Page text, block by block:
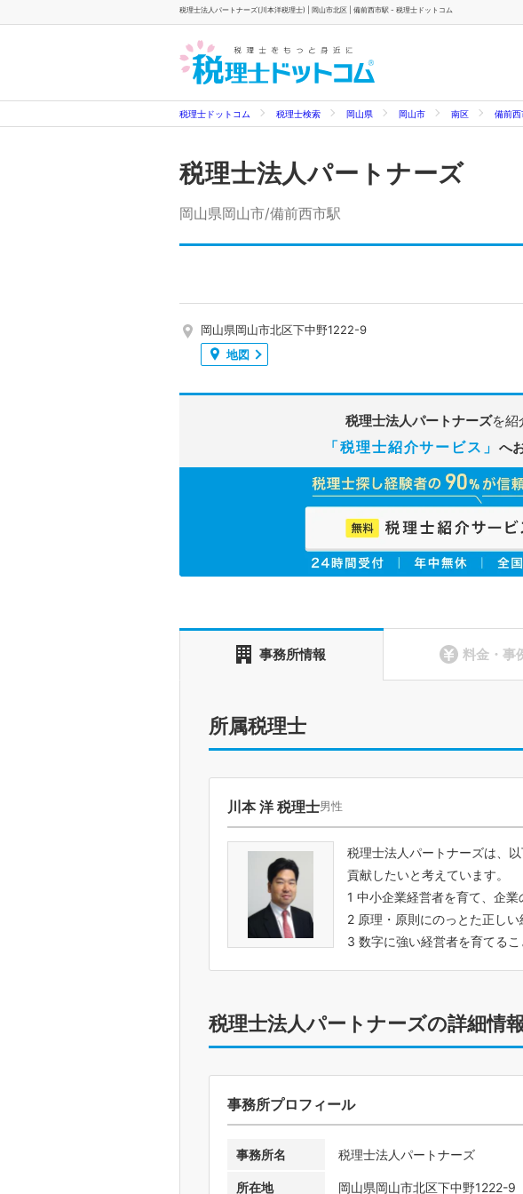
税理士法人パートナーズ(川本洋税理士) | 岡山市北区 | 備前西市駅 - 税理士ドットコム
税理士ドットコム 税理士検索 岡山県 岡山市 南区 備前西
税理士法人パートナーズ
岡山県岡山市/備前西市駅
岡山県岡山市北区下中野1222-9
地図
税理士法人パートナーズを紹
「税理士紹介サービス」へ
事務所情報 料金・事
所属税理士
川本 洋 税理士男性
税理士法人パートナーズは、
貢献したいと考えています。
1 中小企業経営者を育て、企
2 原理・原則にのっとた正し
3 数字に強い経営者を育てるこ
税理士法人パートナーズの詳細情
事務所プロフィール
事務所名 税理士法人パートナーズ
所在地 岡山県岡山市北区下中野1222-9